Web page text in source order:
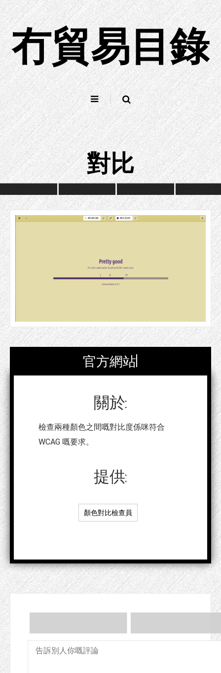
跳
到
內
容 冇貿易目錄
對比
官方網站|
關於:
檢查兩種顏色之間嘅對比度係咪符合
WCAG 嘅要求。
提供:
顏色對比檢查員